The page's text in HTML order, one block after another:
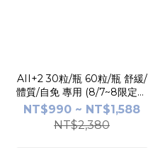
AII+2 30粒/瓶 60粒/瓶 舒緩/
體質/自免 專用 (8/7~8限定，
限購3份)
NT$990 ~ NT$1,588
NT$2,380